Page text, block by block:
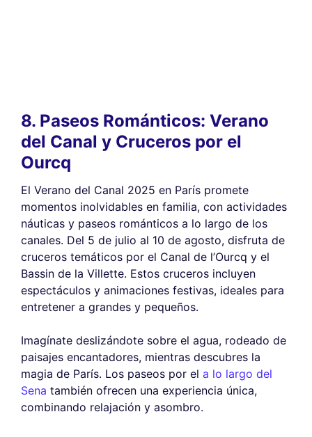
8. Paseos Románticos: Verano
del Canal y Cruceros por el
Ourcq
El Verano del Canal 2025 en París promete
momentos inolvidables en familia, con actividades
náuticas y paseos románticos a lo largo de los
canales. Del 5 de julio al 10 de agosto, disfruta de
cruceros temáticos por el Canal de l’Ourcq y el
Bassin de la Villette. Estos cruceros incluyen
espectáculos y animaciones festivas, ideales para
entretener a grandes y pequeños.
Imagínate deslizándote sobre el agua, rodeado de
paisajes encantadores, mientras descubres la
magia de París. Los paseos por el a lo largo del
Sena también ofrecen una experiencia única,
combinando relajación y asombro.